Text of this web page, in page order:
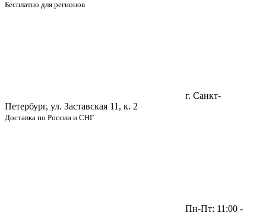
Бесплатно для регионов
г. Санкт-
Петербург, ул. Заставская 11, к. 2
Доставка по России и СНГ
Пн-Пт: 11:00 -